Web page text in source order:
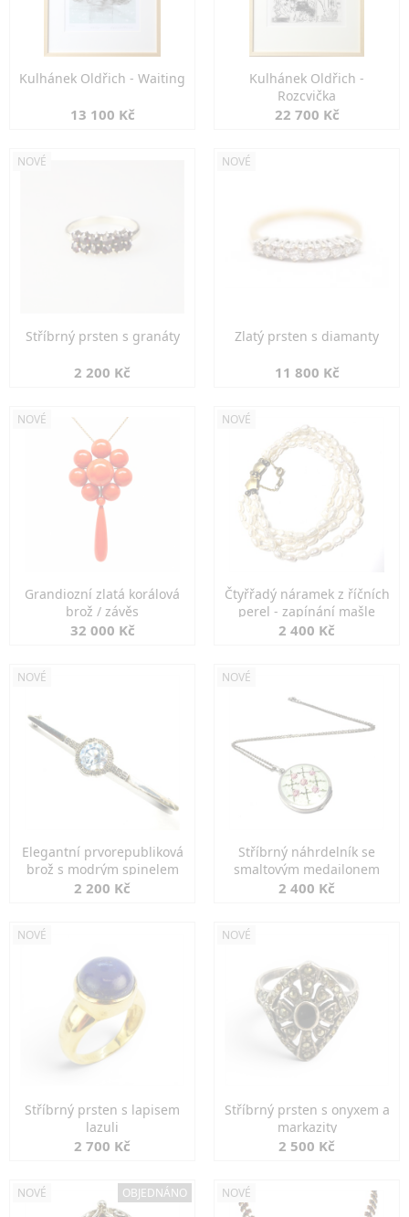
Kulhánek Oldřich - Waiting
13 100 Kč
Kulhánek Oldřich -
Rozcvička
22 700 Kč
NOVÉ
Stříbrný prsten s granáty
2 200 Kč
NOVÉ
Zlatý prsten s diamanty
11 800 Kč
NOVÉ
Grandiozní zlatá korálová
brož / závěs
32 000 Kč
NOVÉ
Čtyřřadý náramek z říčních
perel - zapínání mašle
2 400 Kč
NOVÉ
Elegantní prvorepubliková
brož s modrým spinelem
2 200 Kč
NOVÉ
Stříbrný náhrdelník se
smaltovým medailonem
2 400 Kč
NOVÉ
Stříbrný prsten s lapisem
lazuli
2 700 Kč
NOVÉ
Stříbrný prsten s onyxem a
markazity
2 500 Kč
NOVÉ OBJEDNÁNO NOVÉ